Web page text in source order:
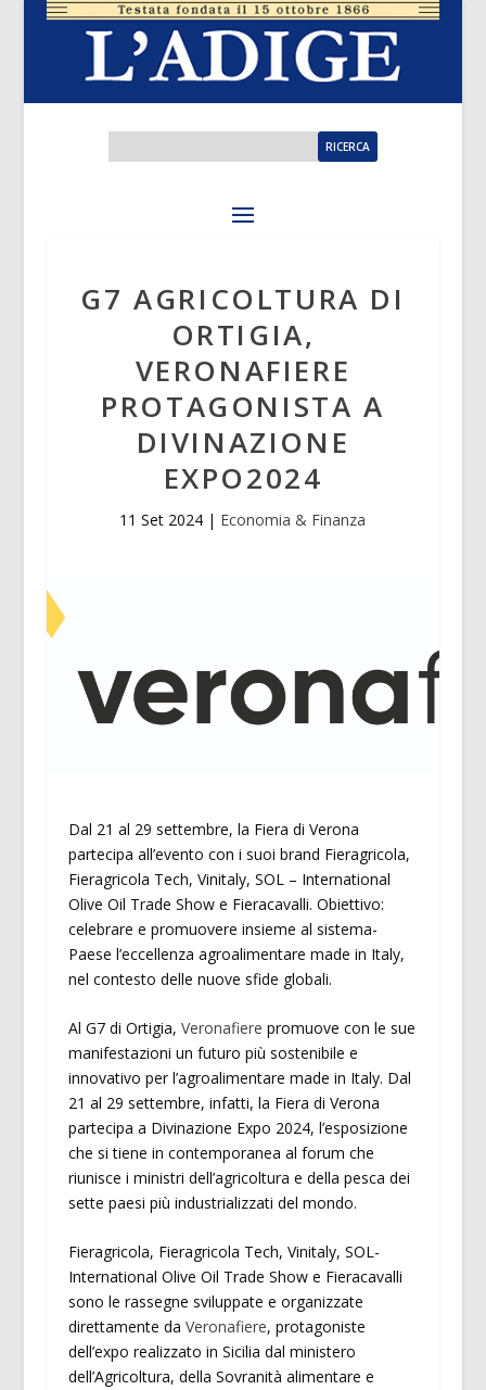
G7 AGRICOLTURA DI
ORTIGIA,
VERONAFIERE
PROTAGONISTA A
DIVINAZIONE
EXPO2024
11 Set 2024 | Economia & Finanza
Dal 21 al 29 settembre, la Fiera di Verona
partecipa all’evento con i suoi brand Fieragricola,
Fieragricola Tech, Vinitaly, SOL – International
Olive Oil Trade Show e Fieracavalli. Obiettivo:
celebrare e promuovere insieme al sistema-
Paese l’eccellenza agroalimentare made in Italy,
nel contesto delle nuove sfide globali.
Al G7 di Ortigia, Veronafiere promuove con le sue
manifestazioni un futuro più sostenibile e
innovativo per l’agroalimentare made in Italy. Dal
21 al 29 settembre, infatti, la Fiera di Verona
partecipa a Divinazione Expo 2024, l’esposizione
che si tiene in contemporanea al forum che
riunisce i ministri dell’agricoltura e della pesca dei
sette paesi più industrializzati del mondo.
Fieragricola, Fieragricola Tech, Vinitaly, SOL-
International Olive Oil Trade Show e Fieracavalli
sono le rassegne sviluppate e organizzate
direttamente da Veronafiere, protagoniste
dell’expo realizzato in Sicilia dal ministero
dell’Agricoltura, della Sovranità alimentare e